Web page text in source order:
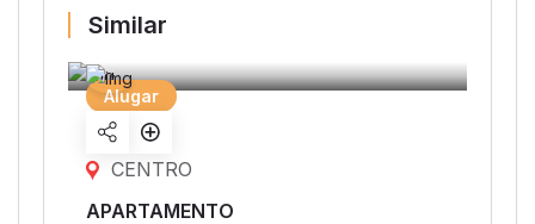
Similar
Alugar
Sharelisting
CENTRO
APARTAMENTO